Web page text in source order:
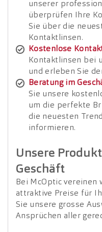
unserer
überprüfen Ihre
Sie über die
Kontaktlinsen.
Kostenlose
Kontaktlinsen bei
und erleben Sie
Beratung im
Sie unsere
um die perfekte
die neuesten
informieren.
Unsere
Geschäft
Bei McOptic vereinen
attraktive Preise für
Sie unsere grosse
Ansprüchen aller